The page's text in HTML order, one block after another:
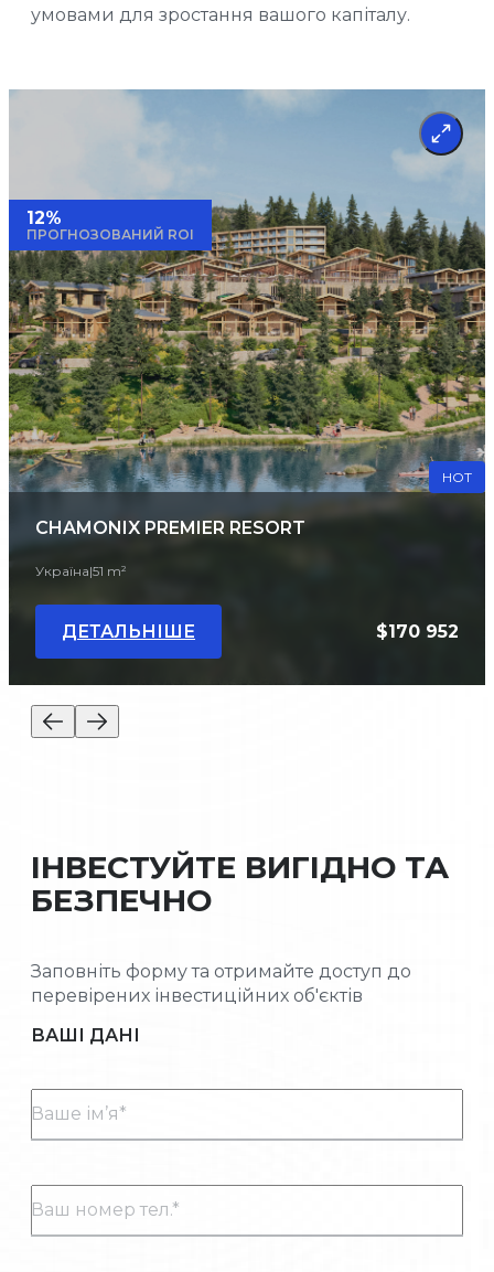
умовами для зростання вашого капіталу.
12%
ПРОГНОЗОВАНИЙ ROI
HOT
CHAMONIX PREMIER RESORT
Україна|51 m²
ДЕТАЛЬНІШЕ $170 952
ІНВЕСТУЙТЕ ВИГІДНО ТА
БЕЗПЕЧНО
Заповніть форму та отримайте доступ до
перевірених інвестиційних об'єктів
ВАШІ ДАНІ
Ваше ім’я*
Ваш номер тел.*